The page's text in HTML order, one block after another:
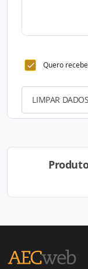
Quero
LIMPAR DADOS